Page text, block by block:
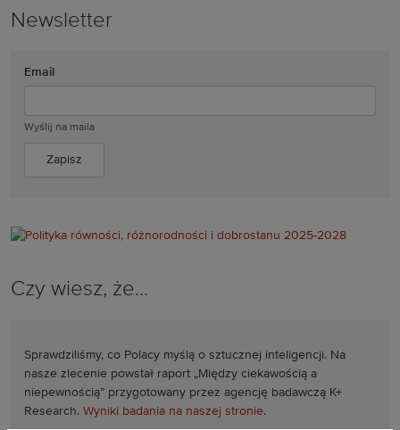
Newsletter
Email
Wyślij na maila
Czy wiesz, że...
Sprawdziliśmy, co Polacy myślą o sztucznej inteligencji. Na
nasze zlecenie powstał raport „Między ciekawością a
niepewnością” przygotowany przez agencję badawczą K+
Research. Wyniki badania na naszej stronie.